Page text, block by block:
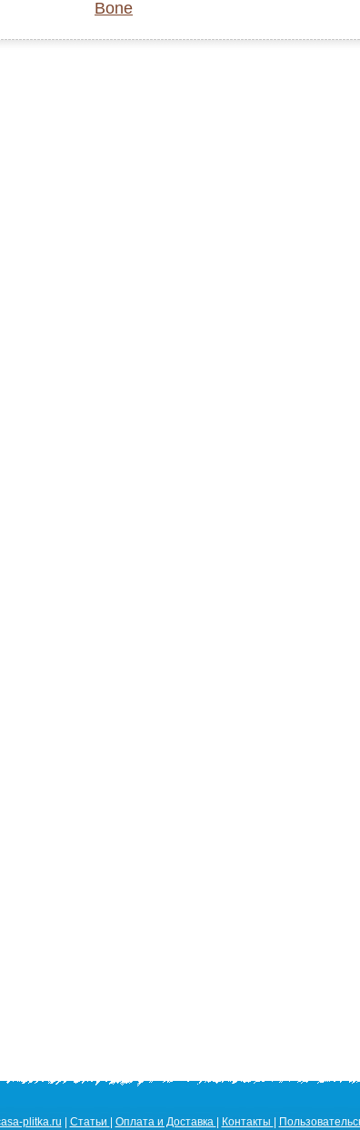
Bone
plitka.ru Статьи Оплата и Доставка Контакты